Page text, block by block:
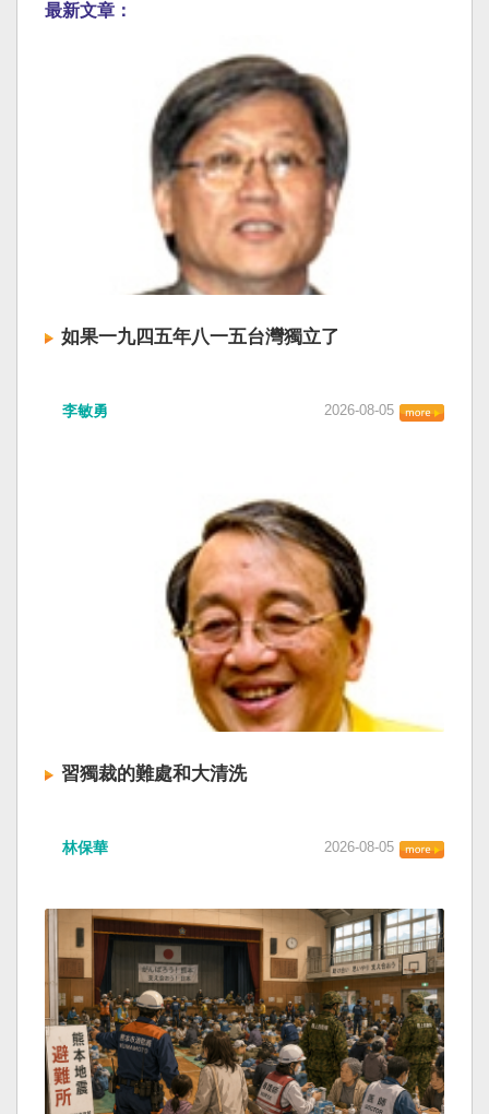
最新文章：
如果一九四五年八一五台灣獨立了
李敏勇 2026-08-05
習獨裁的難處和大清洗
林保華 2026-08-05